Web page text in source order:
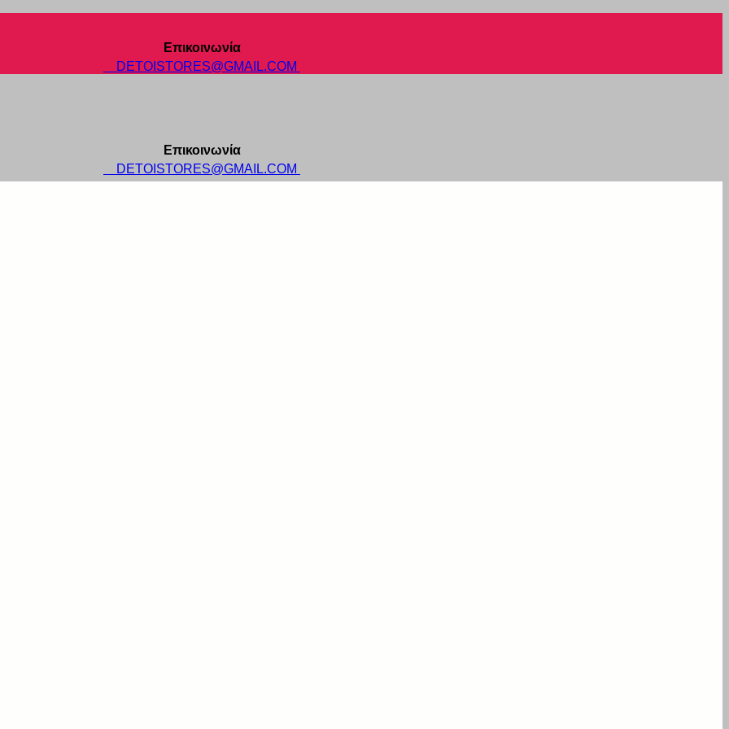
Επικοινωνία
DETOISTORES@GMAIL.COM
Επικοινωνία
DETOISTORES@GMAIL.COM